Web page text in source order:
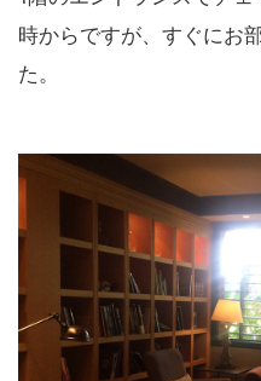
時からですが、すぐにお
た。